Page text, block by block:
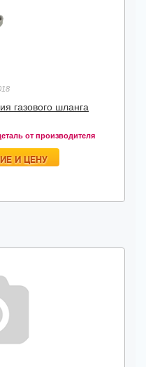
газового шланга
от производителя
И ЦЕНУ